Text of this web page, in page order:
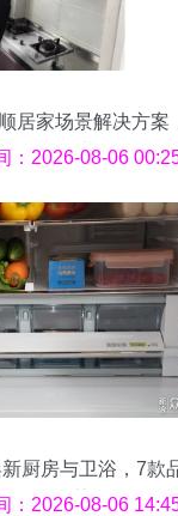
居家场景解决方案
记冰箱维修团队的
：2026-08-06
厨房与卫浴，7款
推荐
：2026-08-06